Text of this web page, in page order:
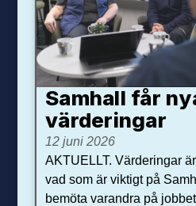
Samhall får
värdering­ar
12 juni 2026
AKTUELLT. Värderingar
vad som är viktigt på
bemöta varandra på